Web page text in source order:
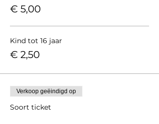
€ 5,00
Kind tot 16 jaar
€ 2,50
Verkoop geëindigd op
Soort ticket